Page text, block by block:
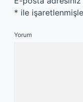
* ile
Yorum